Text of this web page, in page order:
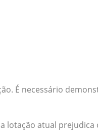
É necessário
lotação atual